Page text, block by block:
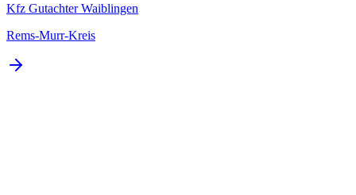
Kfz GutachterWaiblingen
Rems-Murr-Kreis